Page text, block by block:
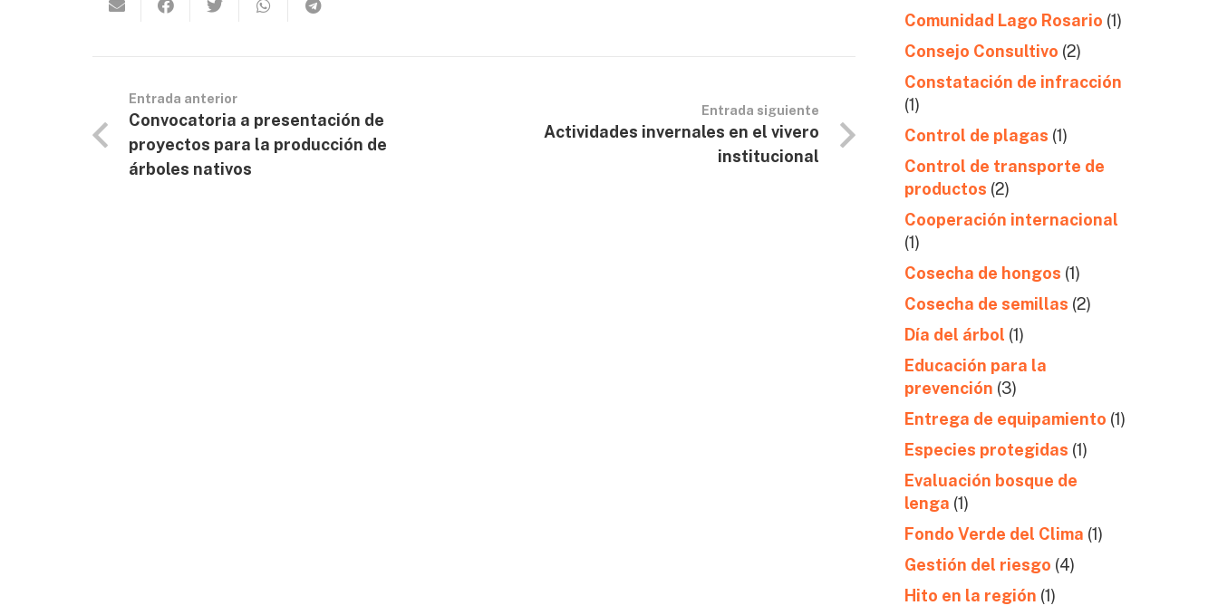
Entrada anterior
Convocatoria a presentación de
proyectos para la producción de
árboles nativos
Entrada siguiente
Actividades invernales en el vivero
institucional
Comunidad Lago Rosario (1)
Consejo Consultivo (2)
Constatación de infracción
(1)
Control de plagas (1)
Control de transporte de
productos (2)
Cooperación internacional
(1)
Cosecha de hongos (1)
Cosecha de semillas (2)
Día del árbol (1)
Educación para la
prevención (3)
Entrega de equipamiento (1)
Especies protegidas (1)
Evaluación bosque de
lenga (1)
Fondo Verde del Clima (1)
Gestión del riesgo (4)
Hito en la región (1)